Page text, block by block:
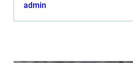
över vad krypto...
admin